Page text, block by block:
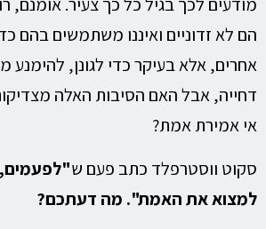
מודעים לכך בגיל כל כך צעיר. אומנם,
הם לא זדוניים ואיננו משתמשים בהם
אחרים, אלא בעיקר כדי לגונן, להימנע
דחייה, אבל האם הסיבות האלה
אי אמירת אמת?
סקוט ווסטרפלד כתב פעם ש"לפעמים,
למצוא את האמת". מה דעתכם?